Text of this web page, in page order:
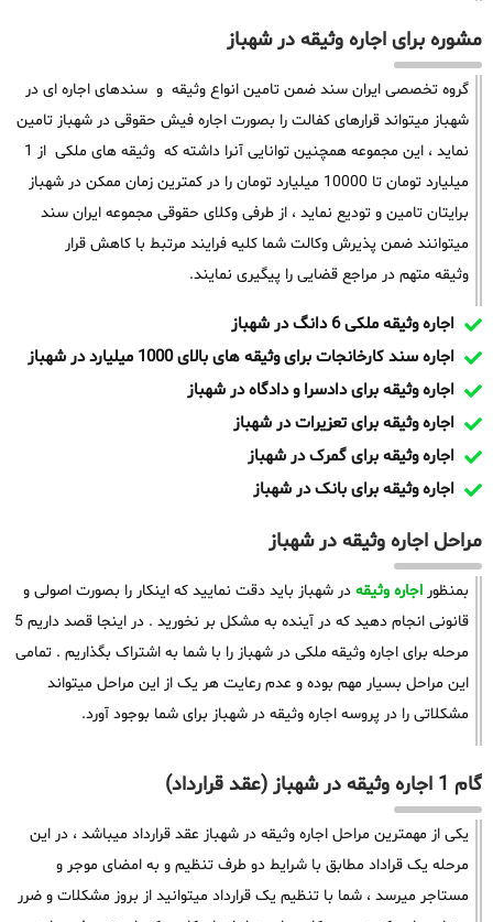
مشوره برای اجاره وثیقه در شهباز
گروه تخصصی ایران سند ضمن تامین انواع وثیقه و سندهای اجاره ای در
شهباز میتواند قرارهای کفالت را بصورت اجاره فیش حقوقی در شهباز تامین
نماید ، این مجموعه همچنین توانایی آنرا داشته که وثیقه های ملکی از 1
میلیارد تومان تا 10000 میلیارد تومان را در کمترین زمان ممکن در شهباز
برایتان تامین و تودیع نماید ، از طرفی وکلای حقوقی مجموعه ایران سند
میتوانند ضمن پذیرش وکالت شما کلیه فرایند مرتبط با کاهش قرار
وثیقه متهم در مراجع قضایی را پیگیری نمایند.
اجاره وثیقه ملکی 6 دانگ در شهباز
اجاره سند کارخانجات برای وثیقه های بالای 1000 میلیارد در شهباز
اجاره وثیقه برای دادسرا و دادگاه در شهباز
اجاره وثیقه برای تعزیرات در شهباز
اجاره وثیقه برای گمرک در شهباز
اجاره وثیقه برای بانک در شهباز
مراحل اجاره وثیقه در شهباز
بمنظور اجاره وثیقه در شهباز باید دقت نمایید که اینکار را بصورت اصولی و
قانونی انجام دهید که در آینده به مشکل بر نخورید . در اینجا قصد داریم 5
مرحله برای اجاره وثیقه ملکی در شهباز را با شما به اشتراک بگذاریم . تمامی
این مراحل بسیار مهم بوده و عدم رعایت هر یک از این مراحل میتواند
مشکلاتی را در پروسه اجاره وثیقه در شهباز برای شما بوجود آورد.
گام 1 اجاره وثیقه در شهباز (عقد قرارداد)
یکی از مهمترین مراحل اجاره وثیقه در شهباز عقد قرارداد میباشد ، در این
مرحله یک قراداد مطابق با شرایط دو طرف تنظیم و به امضای موجر و
مستاجر میرسد ، شما با تنظیم یک قرارداد میتوانید از بروز مشکلات و ضرر